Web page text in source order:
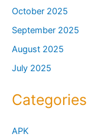
October 2025
September 2025
August 2025
July 2025
Categories
APK